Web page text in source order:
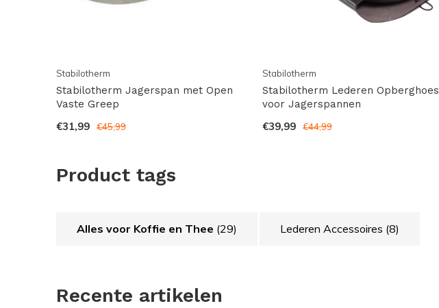
Stabilotherm
Stabilotherm Jagerspan met Open
Vaste Greep
€31,99 €45,99
Stabilotherm
Stabilotherm Lederen Opberghoes
voor Jagerspannen
€39,99 €44,99
Product tags
Alles voor Koffie en Thee (29) Lederen Accessoires (8)
Recente artikelen